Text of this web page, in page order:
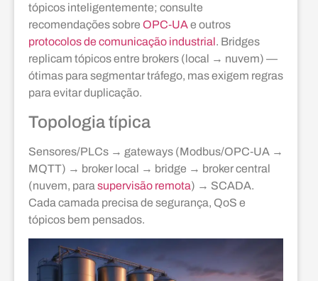
tópicos inteligentemente; consulte
recomendações sobre OPC‑UAe outros
protocolos de comunicação industrial. Bridges
replicam tópicos entre brokers (local → nuvem) —
ótimas para segmentar tráfego, mas exigem regras
para evitar duplicação.
Topologia típica
Sensores/PLCs → gateways (Modbus/OPC‑UA →
MQTT) → broker local → bridge → broker central
(nuvem, para supervisão remota) → SCADA.
Cada camada precisa de segurança, QoS e
tópicos bem pensados.